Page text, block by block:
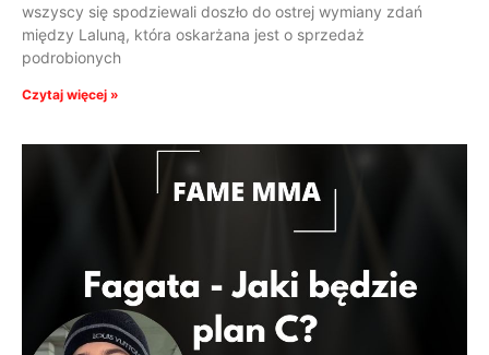
wszyscy się spodziewali doszło do ostrej wymiany zdań
między Laluną, która oskarżana jest o sprzedaż
podrobionych
Czytaj więcej »